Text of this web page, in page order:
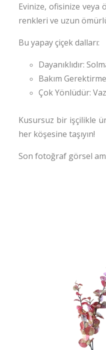
Evinize, ofisinize veya
renkleri ve uzun
Bu yapay çiçek dalları:
Dayanıklıdır:
Bakım
Çok Yönlüdür:
Kusursuz bir işçilikle
her köşesine taşıyın!
Son fotoğraf görsel